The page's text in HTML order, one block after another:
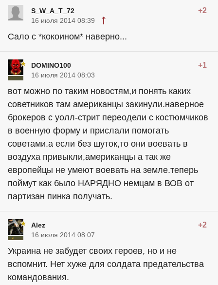
S_W_A_T_72 +2
16 июля 2014 08:39
Сало с *кокоином* наверно...
DOMINO100 +1
16 июля 2014 08:03
вот можно по таким новостям,и понять каких
советников там американцы закинули.наверное
брокеров с уолл-стрит переодели с костюмчиков
в военную форму и прислали помогать
советами.а если без шуток,то они воевать в
воздуха привыкли,американцы а так же
европейцы не умеют воевать на земле.теперь
поймут как было НАРЯДНО немцам в ВОВ от
партизан пинка получать.
Alez +2
16 июля 2014 08:07
Украина не забудет своих героев, но и не
вспомнит. Нет хуже для солдата предательства
командования.